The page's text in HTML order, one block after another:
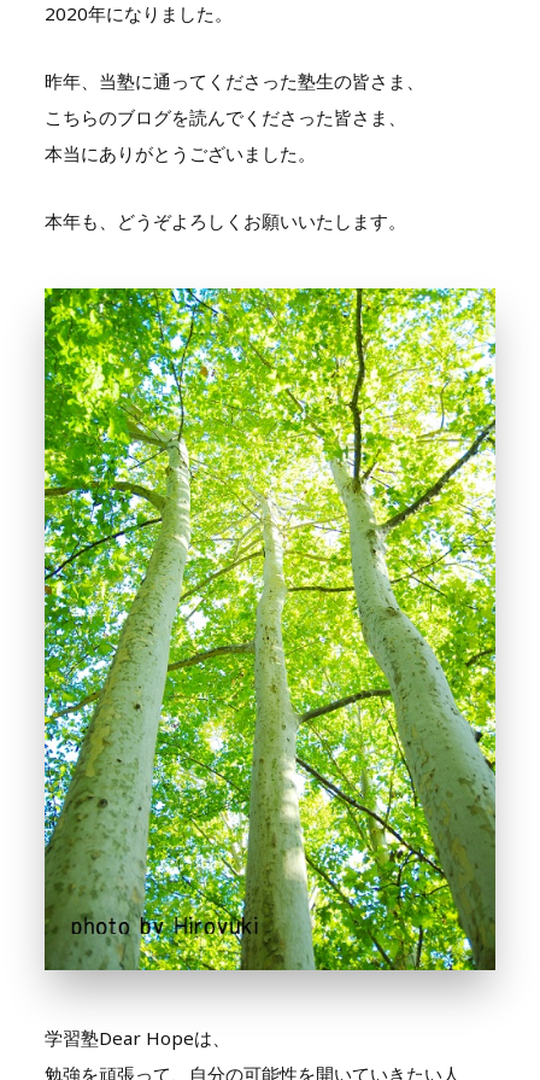
2020年になりました。
昨年、当塾に通ってくださった塾生の皆さま、
こちらのブログを読んでくださった皆さま、
本当にありがとうございました。
本年も、どうぞよろしくお願いいたします。
学習塾Dear Hopeは、
勉強を頑張って、自分の可能性を開いていきたい人